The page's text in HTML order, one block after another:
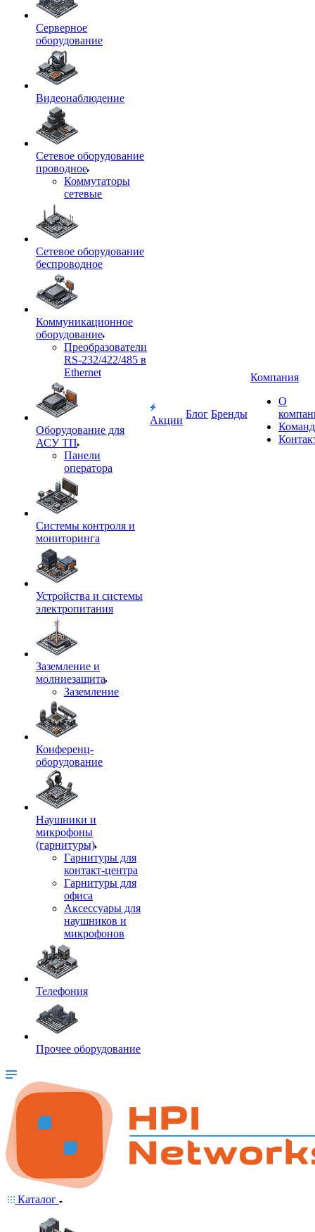
Серверное
оборудование
Видеонаблюдение
Сетевое оборудование
проводное
Коммутаторы
сетевые
Сетевое оборудование
беспроводное
Коммуникационное
оборудование
Преобразователи
RS-232/422/485 в
Ethernet
Оборудование для
АСУ ТП
Панели
оператора
Системы контроля и
мониторинга
Устройства и системы
электропитания
Заземление и
молниезащита
Заземление
Конференц-
оборудование
Наушники и
микрофоны
(гарнитуры)
Гарнитуры для
контакт-центра
Гарнитуры для
офиса
Аксессуары для
наушников и
микрофонов
Телефония
Прочее оборудование
Акции
Блог Бренды
Компания
О
Каталог